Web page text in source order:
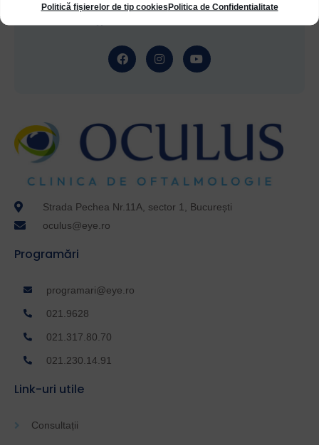
Politică fișierelor de tip cookiesPolitica de Confidentialitate
Dr. Cristian Moraru
Strada Pechea Nr.11A, sector 1, București
oculus@eye.ro
Link-uri utile
Consultații
Programări
programari@eye.ro
021.9628
021.317.80.70
021.230.14.91